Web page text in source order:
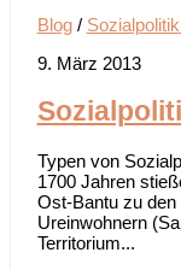
Blog/
9. März 2013
Typen von
1700 Jahren
Ost-Bantu zu
Ureinwohnern
Territorium...